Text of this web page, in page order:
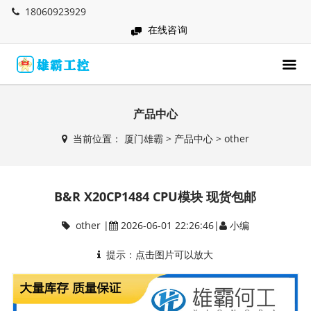
18060923929
在线咨询
产品中心
当前位置： 厦门雄霸> 产品中心> other
B&R X20CP1484 CPU模块 现货包邮
other| 2026-06-01 22:26:46| 小编
提示：点击图片可以放大